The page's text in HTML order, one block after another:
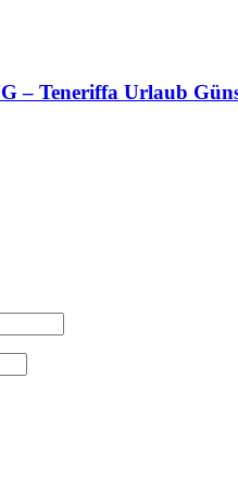
– Teneriffa Urlaub